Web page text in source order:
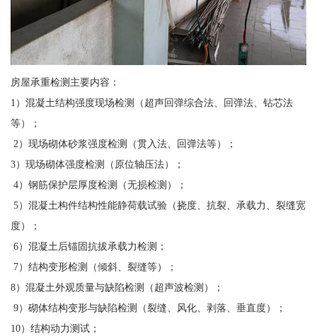
房屋承重检测主要内容：
1）混凝土结构强度现场检测（超声回弹综合法、回弹法、钻芯法
等）；
2）现场砌体砂浆强度检测（贯入法、回弹法等）；
3）现场砌体强度检测（原位轴压法）；
4）钢筋保护层厚度检测（无损检测）；
5）混凝土构件结构性能静荷载试验（挠度、抗裂、承载力、裂缝宽
度）；
6）混凝土后锚固抗拔承载力检测；
7）结构变形检测（倾斜、裂缝等）；
8）混凝土外观质量与缺陷检测（超声波检测）；
9）砌体结构变形与缺陷检测（裂缝、风化、剥落、垂直度）；
10）结构动力测试；